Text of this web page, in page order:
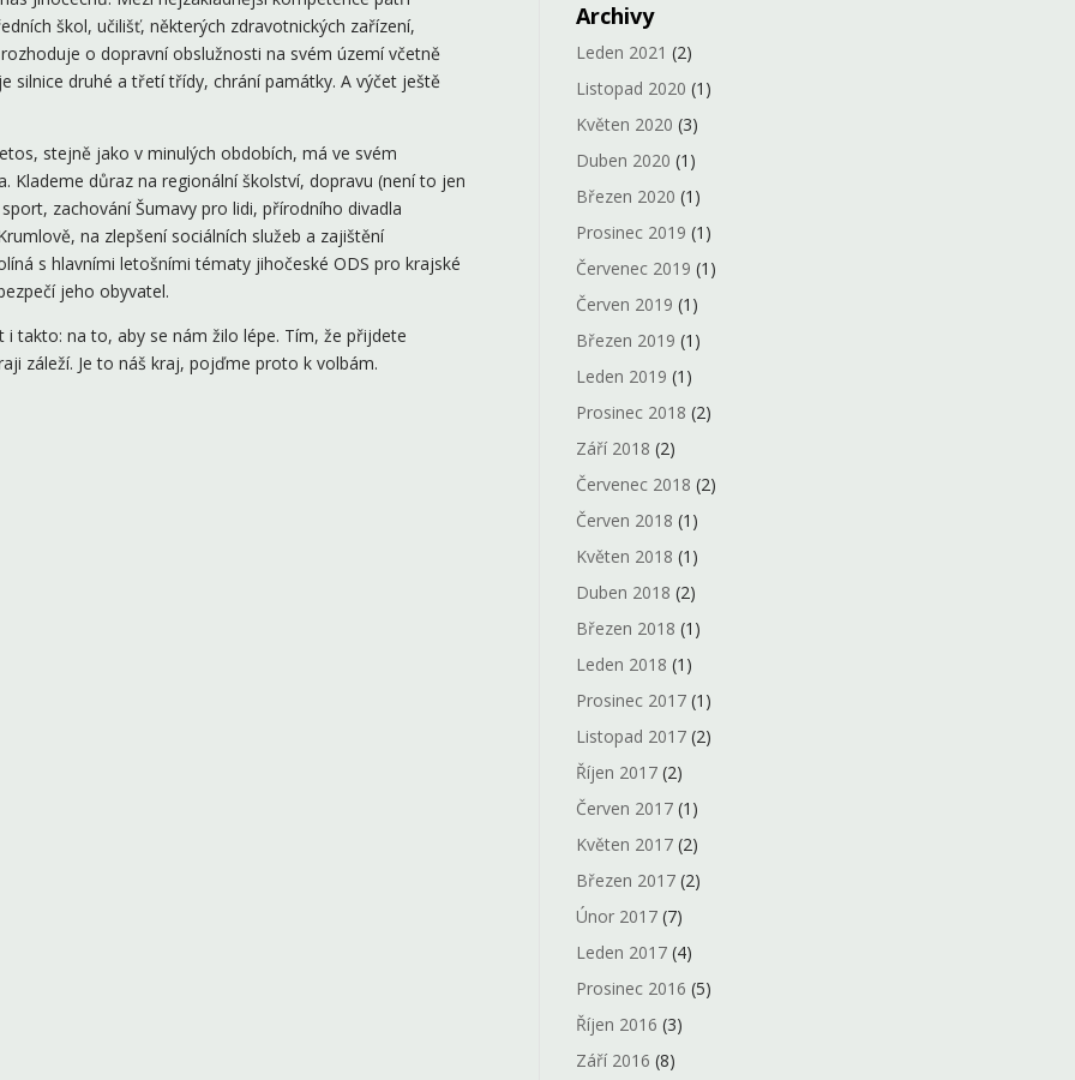
škol, učilišť, některých zdravotnických zařízení,
o dopravní obslužnosti na svém území včetně
silnice druhé a třetí třídy, chrání památky. A výčet ještě
stejně jako v minulých obdobích, má ve svém
Klademe důraz na regionální školství, dopravu (není to jen
zachování Šumavy pro lidi, přírodního divadla
na zlepšení sociálních služeb a zajištění
s hlavními letošními tématy jihočeské ODS pro krajské
jeho obyvatel.
takto: na to, aby se nám žilo lépe. Tím, že přijdete
záleží. Je to náš kraj, pojďme proto k volbám.
Archivy
Leden 2021 (2)
Listopad 2020 (1)
Květen 2020 (3)
Duben 2020 (1)
Březen 2020 (1)
Prosinec 2019 (1)
Červenec 2019 (1)
Červen 2019 (1)
Březen 2019 (1)
Leden 2019 (1)
Prosinec 2018 (2)
Září 2018 (2)
Červenec 2018 (2)
Červen 2018 (1)
Květen 2018 (1)
Duben 2018 (2)
Březen 2018 (1)
Leden 2018 (1)
Prosinec 2017(1)
Listopad 2017(2)
Říjen 2017(2)
Červen 2017(1)
Květen 2017(2)
Březen 2017(2)
Únor 2017(7)
Leden 2017(4)
Prosinec 2016 (5)
Říjen 2016 (3)
Září 2016 (8)